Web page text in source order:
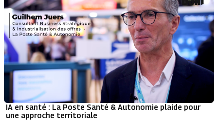
IA en santé : La Poste Santé & Autonomie plaide pour
une approche territoriale